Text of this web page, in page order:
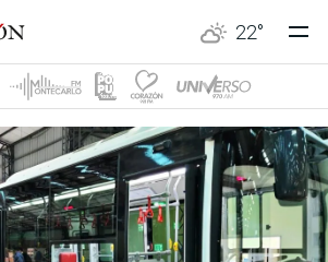
22°